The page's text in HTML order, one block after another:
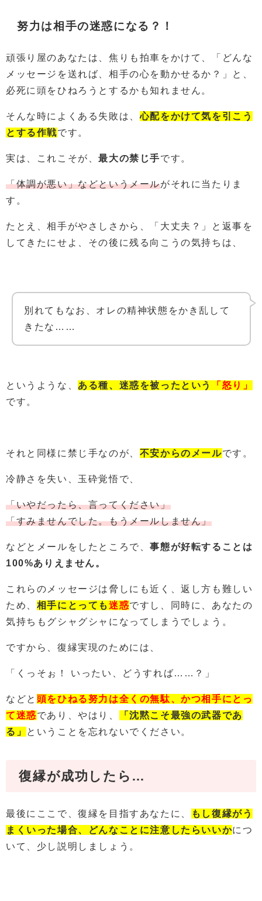
努力は相手の迷惑になる？！
頑張り屋のあなたは、焦りも拍車をかけて、「どんな
メッセージを送れば、相手の心を動かせるか？」と、
必死に頭をひねろうとするかも知れません。
そんな時によくある失敗は、心配をかけて気を引こう
とする作戦です。
実は、これこそが、最大の禁じ手です。
「体調が悪い」などというメールがそれに当たりま
す。
たとえ、相手がやさしさから、「大丈夫？」と返事を
してきたにせよ、その後に残る向こうの気持ちは、
別れてもなお、オレの精神状態をかき乱して
きたな……
というような、 ある種、迷惑を被ったという 「 怒り」
です。
それと同様に禁じ手なのが、 不安からのメールです。
冷静さを失い、玉砕覚悟で、
「いやだったら、言ってください」
「すみませんでした。もうメールしません」
などとメールをしたところで、事態が好転することは
100%ありえません。
これらのメッセージは脅しにも近く、返し方も難しい
ため、 相手にとっても迷惑ですし、同時に、あなたの
気持ちもグシャグシャになってしまうでしょう。
ですから、復縁実現のためには、
「くっそぉ！ いったい、どうすれば……？」
などと 頭をひねる努力は全くの無駄、かつ相手にとっ
て迷惑であり、やはり、
「沈黙こそ最強の武器であ
る」
ということを忘れないでください。
復縁が成功したら…
最後にここで、復縁を目指すあなたに、
もし復縁がう
まくいった場合、どんなことに注意したらいいかにつ
いて、少し説明しましょう。